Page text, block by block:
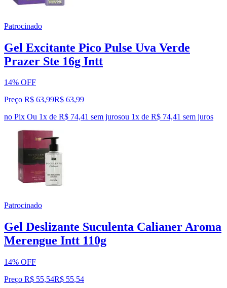
Patrocinado
Gel Excitante Pico Pulse Uva Verde
Prazer Ste 16g Intt
14% OFF
Preço R$ 63,99R$ 63,99
no Pix Ou 1x de R$ 74,41 sem jurosou 1x de R$ 74,41 sem juros
Patrocinado
Gel Deslizante Suculenta Calianer Aroma
Merengue Intt 110g
14% OFF
Preço R$ 55,54R$ 55,54